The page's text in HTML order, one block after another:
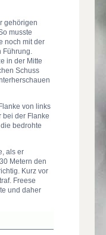
gehörigen
musste
noch mit der
Führung.
in der Mitte
Schuss
von links
bei der Flanke
bedrohte
als er
Metern den
Kurz vor
Freese
und daher